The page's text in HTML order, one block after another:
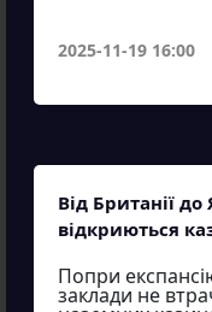
2025-11-19 16:00
Від Британії
відкриються
Попри
заклади не